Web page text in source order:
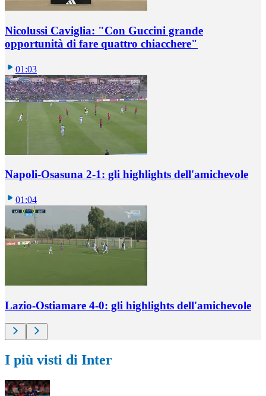
Nicolussi Caviglia: "Con Guccini grande
opportunità di fare quattro chiacchere"
01:03
Napoli-Osasuna 2-1: gli highlights dell'amichevole
01:04
Lazio-Ostiamare 4-0: gli highlights dell'amichevole
I più visti di Inter